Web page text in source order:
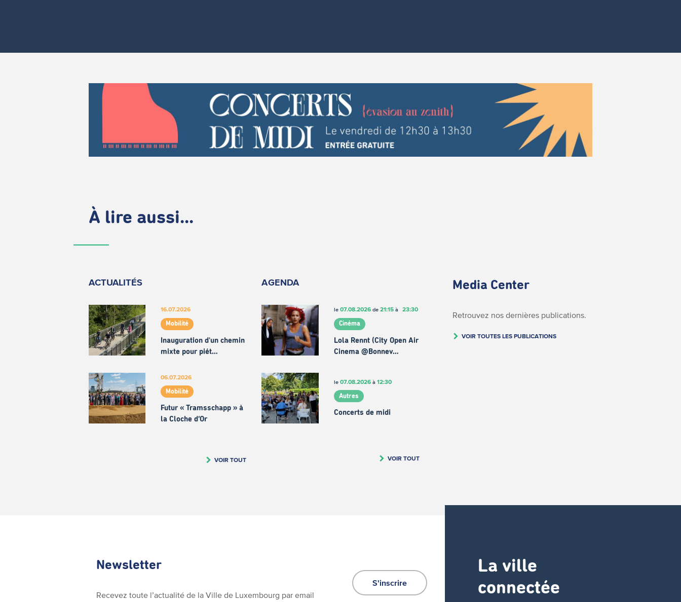
À lire aussi...
ACTUALITÉS
16.07.2026
Mobilité
Inauguration d'un chemin
mixte pour piét…
06.07.2026
Mobilité
Futur « Tramsschapp » à
la Cloche d’Or
VOIR TOUT
AGENDA
le 07.08.2026de 21:15à 23:30
Cinéma
Lola Rennt (City Open Air
Cinema @Bonnev…
le 07.08.2026à 12:30
Autres
Concerts de midi
VOIR TOUT
Media Center
Retrouvez nos dernières publications.
VOIR TOUTES LES PUBLICATIONS
La ville
connectée
Newsletter
Recevez toute l’actualité de la Ville de Luxembourg par email
S'inscrire